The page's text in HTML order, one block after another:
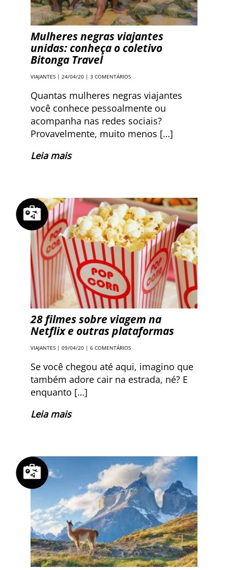
Mulheres negras viajantes
unidas: conheça o coletivo
Bitonga Travel
VIAJANTES | 24/04/20 | 3 COMENTÁRIOS
Quantas mulheres negras viajantes
você conhece pessoalmente ou
acompanha nas redes sociais?
Provavelmente, muito menos […]
Leia mais
28 filmes sobre viagem na
Netflix e outras plataformas
VIAJANTES | 09/04/20 | 6 COMENTÁRIOS
Se você chegou até aqui, imagino que
também adore cair na estrada, né? E
enquanto […]
Leia mais